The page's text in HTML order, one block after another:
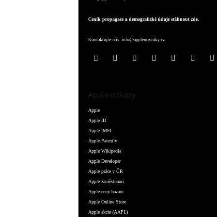
Ceník propagace a demografické údaje stáhnout zde.
Kontaktujte nás: info@applenovinky.cz
Apple odkazy
Apple
Apple ID
Apple IMEI
Apple Patently
Apple Wikipedia
Apple Developer
Apple práce v ČR
Apple zaměstnanci
Apple ceny bazaru
Apple Online Store
Apple akcie (AAPL)